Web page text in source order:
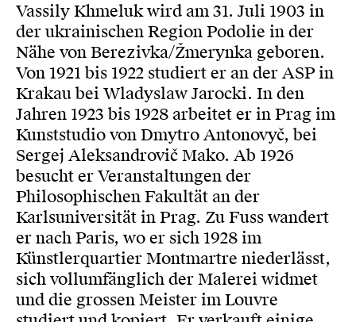
Vassily Khmeluk wird am 31. Juli 1903 in
der ukrainischen Region Podolie in der
Nähe von Berezivka/Žmerynka geboren.
Von 1921 bis 1922 studiert er an der ASP in
Krakau bei Wladyslaw Jarocki. In den
Jahren 1923 bis 1928 arbeitet er in Prag im
Kunststudio von Dmytro Antonovyč, bei
Sergej Aleksandrovič Mako. Ab 1926
besucht er Veranstaltungen der
Philosophischen Fakultät an der
Karlsuniversität in Prag. Zu Fuss wandert
er nach Paris, wo er sich 1928 im
Künstlerquartier Montmartre niederlässt,
sich vollumfänglich der Malerei widmet
und die grossen Meister im Louvre